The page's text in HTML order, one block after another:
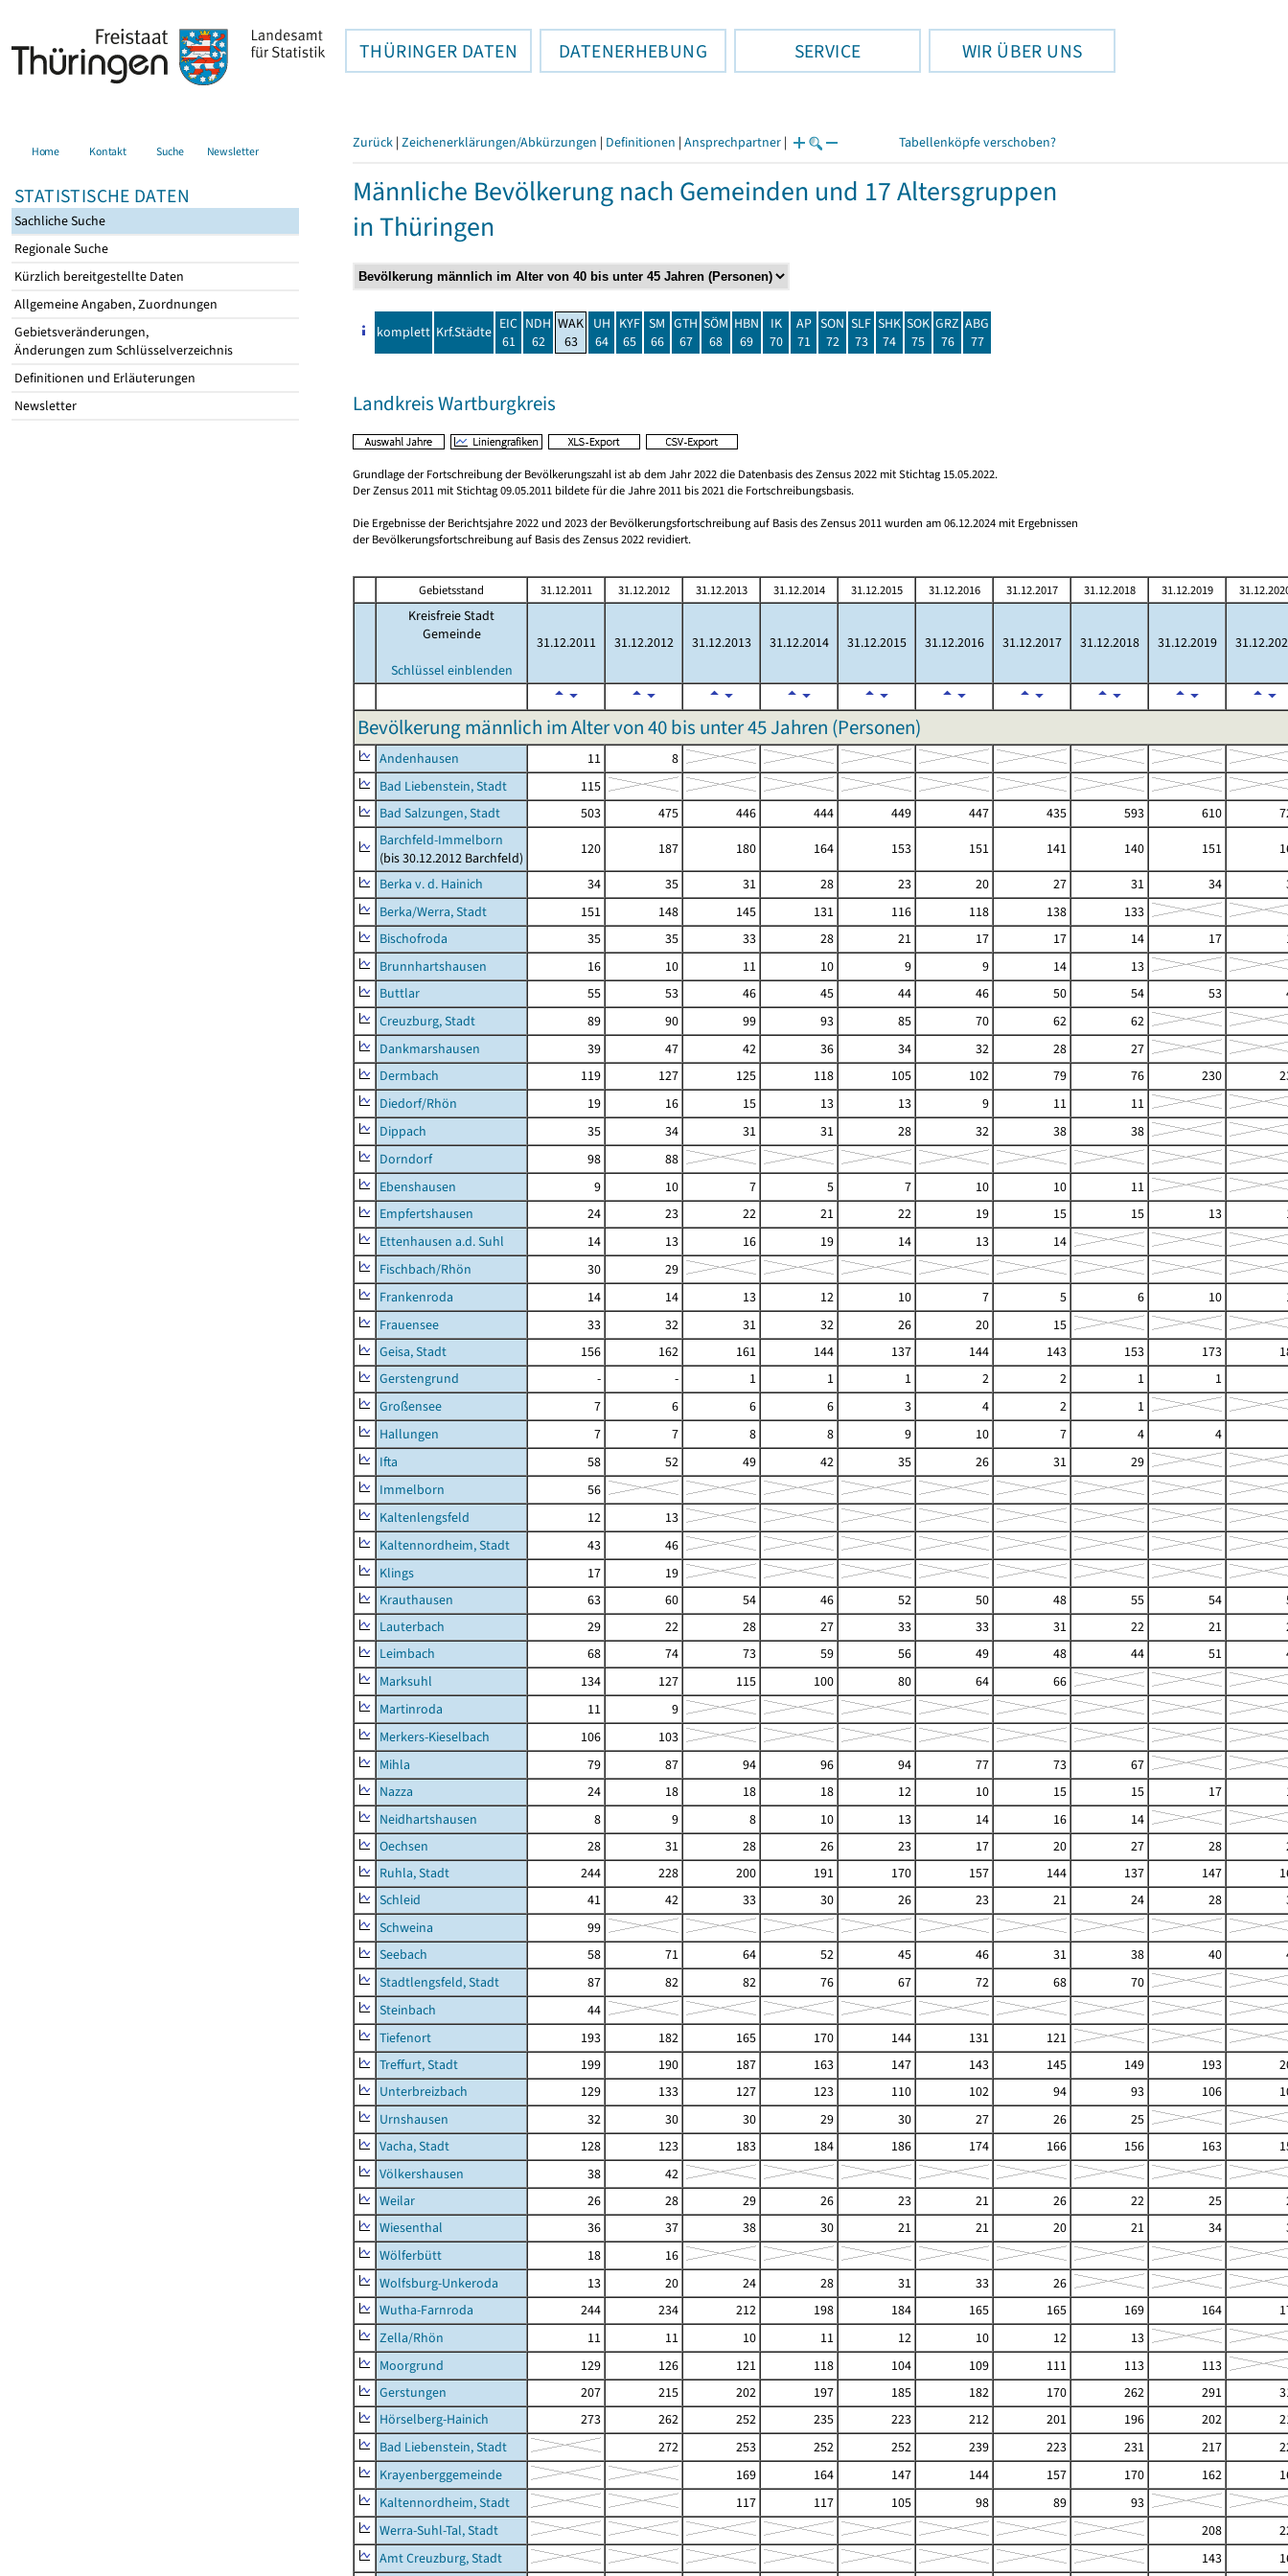
THÜRINGER DATEN DATENERHEBUNG SERVICE WIR ÜBER UNS
Home Kontakt Suche Newsletter
STATISTISCHE DATEN
Sachliche Suche
Regionale Suche
Kürzlich bereitgestellte Daten
Allgemeine Angaben, Zuordnungen
Gebietsveränderungen,
Änderungen zum Schlüsselverzeichnis
Definitionen und Erläuterungen
Newsletter
Zurück | Zeichenerklärungen/Abkürzungen | Definitionen | Ansprechpartner | Tabellenköpfe verschoben?
Männliche Bevölkerung nach Gemeinden und 17 Altersgruppen
in Thüringen
komplett Krf.Städte EIC
61
NDH
62
WAK
63
UH
64
KYF
65
SM
66
GTH
67
SÖM
68
HBN
69
IK
70
AP
71
SON
72
SLF
73
SHK
74
SOK
75
GRZ
76
ABG
77
Landkreis Wartburgkreis
Grundlage der Fortschreibung der Bevölkerungszahl ist ab dem Jahr 2022 die Datenbasis des Zensus 2022 mit Stichtag 15.05.2022.
Der Zensus 2011 mit Stichtag 09.05.2011 bildete für die Jahre 2011 bis 2021 die Fortschreibungsbasis.
Die Ergebnisse der Berichtsjahre 2022 und 2023 der Bevölkerungsfortschreibung auf Basis des Zensus 2011 wurden am 06.12.2024 mit Ergebnissen
der Bevölkerungsfortschreibung auf Basis des Zensus 2022 revidiert.
Gebietsstand 31.12.2011 31.12.2012 31.12.2013 31.12.2014 31.12.2015 31.12.2016 31.12.2017 31.12.2018 31.12.2019
Kreisfreie Stadt
Gemeinde
Schlüssel einblenden
31.12.2011 31.12.2012 31.12.2013 31.12.2014 31.12.2015 31.12.2016 31.12.2017 31.12.2018 31.12.2019
Bevölkerung männlich im Alter von 40 bis unter 45 Jahren (Personen)
Andenhausen 11
8
Bad Liebenstein, Stadt
115
Bad Salzungen, Stadt
503 475 446 444 449 447 435 593 610
Barchfeld-Immelborn
(bis 30.12.2012 Barchfeld)
120 187 180 164 153 151 141 140 151
Berka v. d. Hainich
34 35 31 28 23 20 27 31 34
Berka/Werra, Stadt
151 148 145 131 116 118 138
133
Bischofroda
35 35 33 28 21 17 17 14 17
Brunnhartshausen
16 10 11 10 9 9 14
13
Buttlar
55 53 46 45 44 46 50 54 53
Creuzburg, Stadt
89 90 99 93 85 70 62
62
Dankmarshausen
39 47 42 36 34 32 28
27
Dermbach
119 127 125 118 105 102 79 76 230
Diedorf/Rhön
19 16 15 13 13 9 11
11
Dippach
35 34 31 31 28 32 38
38
Dorndorf
98
88
Ebenshausen
9 10 7 5 7 10 10
11
Empfertshausen
24 23 22 21 22 19 15 15 13
Ettenhausen a.d. Suhl
14 13 16 19 14 13
14
Fischbach/Rhön
30
29
Frankenroda
14 14 13 12 10 7 5 6 10
Frauensee
33 32 31 32 26 20
15
Geisa, Stadt
156 162 161 144 137 144 143 153 173
Gerstengrund
- - 1 1 1 2 2 1
1
Großensee
7 6 6 6 3 4 2
1
Hallungen
7 7 8 8 9 10 7 4
4
Ifta
58 52 49 42 35 26 31
29
Immelborn
56
Kaltenlengsfeld
12
13
Kaltennordheim, Stadt
43
46
Klings
17
19
Krauthausen
63 60 54 46 52 50 48 55 54
Lauterbach
29 22 28 27 33 33 31 22 21
Leimbach
68 74 73 59 56 49 48 44 51
Marksuhl
134 127 115 100 80 64
66
Martinroda
11
9
Merkers-Kieselbach
106
103
Mihla
79 87 94 96 94 77 73
67
Nazza
24 18 18 18 12 10 15 15 17
Neidhartshausen
8 9 8 10 13 14 16
14
Oechsen
28 31 28 26 23 17 20 27 28
Ruhla, Stadt
244 228 200 191 170 157 144 137 147
Schleid
41 42 33 30 26 23 21 24 28
Schweina
99
Seebach
58 71 64 52 45 46 31 38 40
Stadtlengsfeld, Stadt
87 82 82 76 67 72 68
70
Steinbach
44
Tiefenort
193 182 165 170 144 131
121
Treffurt, Stadt
199 190 187 163 147 143 145 149 193
Unterbreizbach
129 133 127 123 110 102 94 93 106
Urnshausen
32 30 30 29 30 27 26
25
Vacha, Stadt
128 123 183 184 186 174 166 156 163
Völkershausen
38
42
Weilar
26 28 29 26 23 21 26 22 25
Wiesenthal
36 37 38 30 21 21 20 21 34
Wölferbütt
18
16
Wolfsburg-Unkeroda
13 20 24 28 31 33
26
Wutha-Farnroda
244 234 212 198 184 165 165 169 164
Zella/Rhön
11 11 10 11 12 10 12
13
Moorgrund
129 126 121 118 104 109 111 113
113
Gerstungen
207 215 202 197 185 182 170 262 291
Hörselberg-Hainich
273 262 252 235 223 212 201 196 202
Bad Liebenstein, Stadt
272 253 252 252 239 223 231 217
Krayenberggemeinde
169 164 147 144 157 170 162
Kaltennordheim, Stadt
117 117 105 98 89
93
Werra-Suhl-Tal, Stadt
208
Amt Creuzburg, Stadt
143